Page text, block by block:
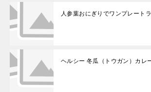
人参葉おにぎりでワンプレート
ヘルシー 冬瓜（トウガン）カレ